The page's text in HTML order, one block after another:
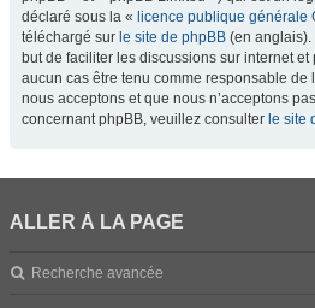
déclaré sous la « licence publique générale
téléchargé sur le site de phpBB (en anglais).
but de faciliter les discussions sur internet
aucun cas être tenu comme responsable de
nous acceptons et que nous n’acceptons
concernant phpBB, veuillez consulter le site
ALLER À LA PAGE
Recherche avancée